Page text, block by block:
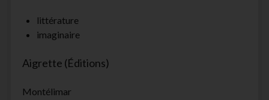
littérature
imaginaire
Aigrette (Éditions)
Montélimar